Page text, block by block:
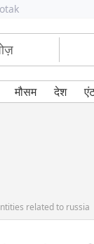
मौसम देश
related to russia